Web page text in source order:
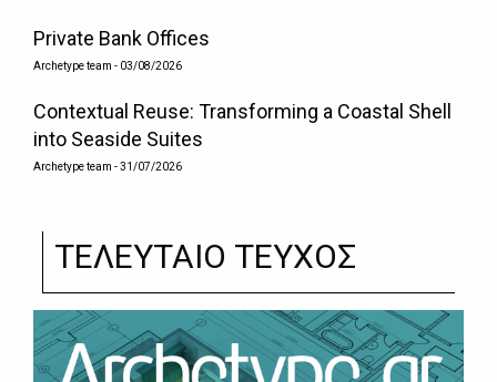
Private Bank Offices
Archetype team - 03/08/2026
Contextual Reuse: Transforming a Coastal Shell
into Seaside Suites
Archetype team - 31/07/2026
ΤΕΛΕΥΤΑΙΟ ΤΕΥΧΟΣ